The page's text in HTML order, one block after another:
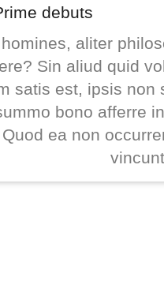
aliter
Sin aliud quid
satis est, ipsis non
bono afferre
ea non